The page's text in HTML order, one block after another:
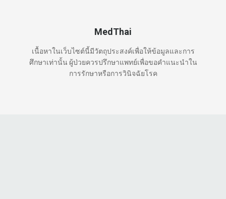
MedThai
เนื้อหาในเว็บไซต์นี้มีวัตถุประสงค์เพื่อให้ข้อมูลและการ
ศึกษาเท่านั้น ผู้ป่วยควรปรึกษาแพทย์เพื่อขอคำแนะนำใน
การรักษาหรือการวินิจฉัยโรค